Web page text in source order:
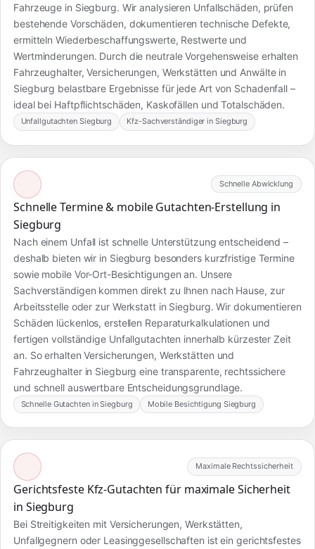
Fahrzeuge in Siegburg. Wir analysieren Unfallschäden, prüfen
bestehende Vorschäden, dokumentieren technische Defekte,
ermitteln Wiederbeschaffungswerte, Restwerte und
Wertminderungen. Durch die neutrale Vorgehensweise erhalten
Fahrzeughalter, Versicherungen, Werkstätten und Anwälte in
Siegburg belastbare Ergebnisse für jede Art von Schadenfall –
ideal bei Haftpflichtschäden, Kaskofällen und Totalschäden.
Unfallgutachten Siegburg Kfz-Sachverständiger in Siegburg
Schnelle Abwicklung
Schnelle Termine & mobile Gutachten-Erstellung in
Siegburg
Nach einem Unfall ist schnelle Unterstützung entscheidend –
deshalb bieten wir in Siegburg besonders kurzfristige Termine
sowie mobile Vor-Ort-Besichtigungen an. Unsere
Sachverständigen kommen direkt zu Ihnen nach Hause, zur
Arbeitsstelle oder zur Werkstatt in Siegburg. Wir dokumentieren
Schäden lückenlos, erstellen Reparaturkalkulationen und
fertigen vollständige Unfallgutachten innerhalb kürzester Zeit
an. So erhalten Versicherungen, Werkstätten und
Fahrzeughalter in Siegburg eine transparente, rechtssichere
und schnell auswertbare Entscheidungsgrundlage.
Schnelle Gutachten in Siegburg Mobile Besichtigung Siegburg
Maximale Rechtssicherheit
Gerichtsfeste Kfz-Gutachten für maximale Sicherheit
in Siegburg
Bei Streitigkeiten mit Versicherungen, Werkstätten,
Unfallgegnern oder Leasinggesellschaften ist ein gerichtsfestes